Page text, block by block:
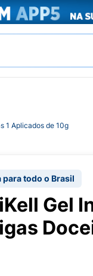
1 Aplicados de 10g
para todo o Brasil
Gel